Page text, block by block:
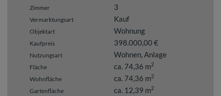
Zimmer 3
Vermarktungsart Kauf
Objektart Wohnung
Kaufpreis 398.000,00 €
Nutzungsart Wohnen Anlage
Fläche ca. 74,36 m2
Wohnfläche ca. 74,36 m2
Gartenfläche ca. 12,39 m2